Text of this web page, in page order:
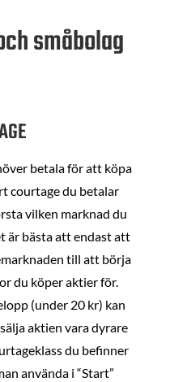
småbolag
betala för att köpa
courtage du betalar
vilken marknad du
är bästa att endast att
till att börja
du köper aktier för.
(under 20 kr) kan
aktien vara dyrare
du befinner
använda i “Start”